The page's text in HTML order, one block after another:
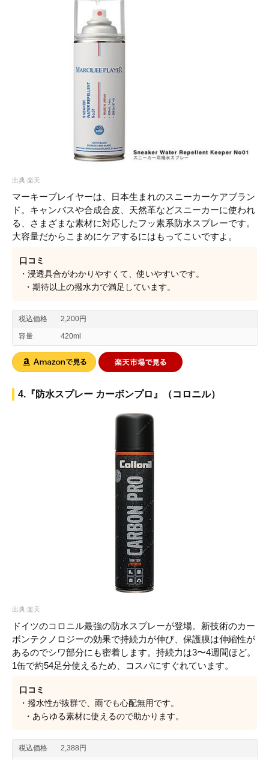
出典:楽天
マーキープレイヤーは、日本生まれのスニーカーケアブラン
ド。キャンバスや合成合皮、天然革などスニーカーに使われ
る、さまざまな素材に対応したフッ素系防水スプレーです。
大容量だからこまめにケアするにはもってこいですよ。
口コミ
・浸透具合がわかりやすくて、使いやすいです。
・期待以上の撥水力で満足しています。
税込価格 2,200円
容量 420ml
4.『防水スプレー カーボンプロ』（コロニル）
出典:楽天
ドイツのコロニル最強の防水スプレーが登場。新技術のカー
ボンテクノロジーの効果で持続力が伸び、保護膜は伸縮性が
あるのでシワ部分にも密着します。持続力は3〜4週間ほど。
1缶で約54足分使えるため、コスパにすぐれています。
口コミ
・撥水性が抜群で、雨でも心配無用です。
・あらゆる素材に使えるので助かります。
税込価格 2,388円